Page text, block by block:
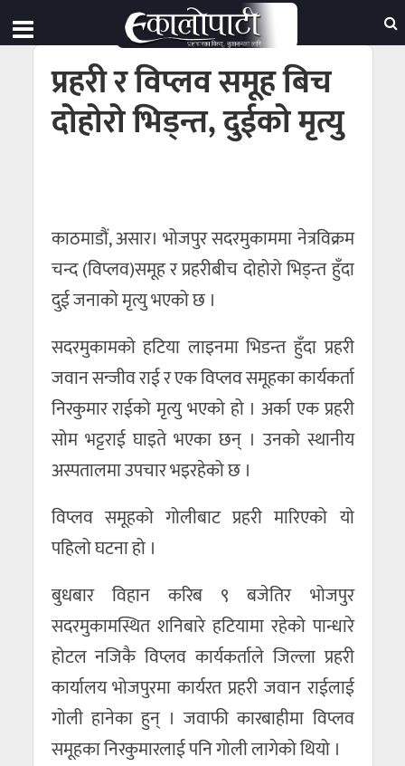
प्रहरी र विप्लव समूह बिच
दोहोरो भिड्न्त, दुईको मृत्यु
काठमाडौं, असार। भोजपुर सदरमुकाममा नेत्रविक्रम
चन्द (विप्लव)समूह र प्रहरीबीच दोहोरो भिड्न्त हुँदा
दुई जनाको मृत्यु भएको छ ।
सदरमुकामको हटिया लाइनमा भिडन्त हुँदा प्रहरी
जवान सन्जीव राई र एक विप्लव समूहका कार्यकर्ता
निरकुमार राईको मृत्यु भएको हो । अर्का एक प्रहरी
सोम भट्टराई घाइते भएका छन् । उनको स्थानीय
अस्पतालमा उपचार भइरहेको छ ।
विप्लव समूहको गोलीबाट प्रहरी मारिएको यो
पहिलो घटना हो ।
बुधबार विहान करिब ९ बजेतिर भोजपुर
सदरमुकामस्थित शनिबारे हटियामा रहेको पान्धारे
होटल नजिकै विप्लव कार्यकर्ताले जिल्ला प्रहरी
कार्यालय भोजपुरमा कार्यरत प्रहरी जवान राईलाई
गोली हानेका हुन् । जवाफी कारबाहीमा विप्लव
समूहका निरकुमारलाई पनि गोली लागेको थियो ।